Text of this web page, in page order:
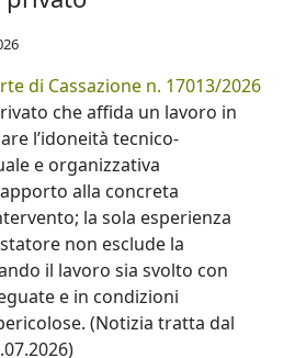
di Cassazione n. 17013/2026
che affida un lavoro in
l’idoneità tecnico-
e organizzativa
alla concreta
la sola esperienza
non esclude la
il lavoro sia svolto con
e in condizioni
(Notizia tratta dal